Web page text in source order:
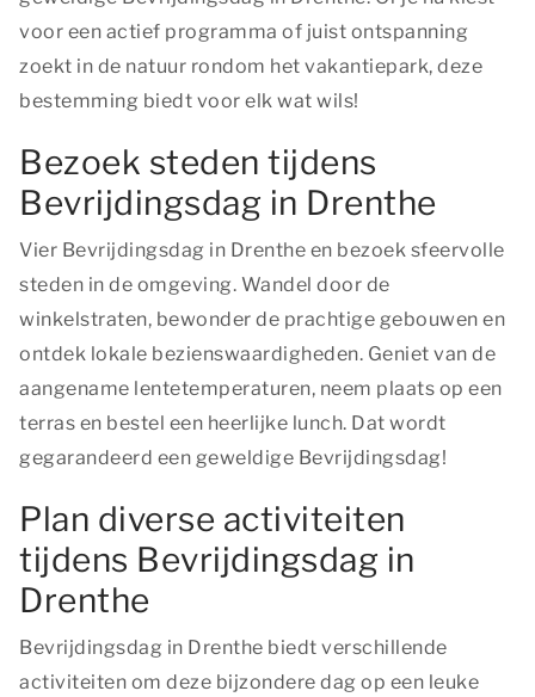
voor een actief programma of juist ontspanning
zoekt in de natuur rondom het vakantiepark, deze
bestemming biedt voor elk wat wils!
Bezoek steden tijdens
Bevrijdingsdag in Drenthe
Vier Bevrijdingsdag in Drenthe en bezoek sfeervolle
steden in de omgeving. Wandel door de
winkelstraten, bewonder de prachtige gebouwen en
ontdek lokale bezienswaardigheden. Geniet van de
aangename lentetemperaturen, neem plaats op een
terras en bestel een heerlijke lunch. Dat wordt
gegarandeerd een geweldige Bevrijdingsdag!
Plan diverse activiteiten
tijdens Bevrijdingsdag in
Drenthe
Bevrijdingsdag in Drenthe biedt verschillende
activiteiten om deze bijzondere dag op een leuke